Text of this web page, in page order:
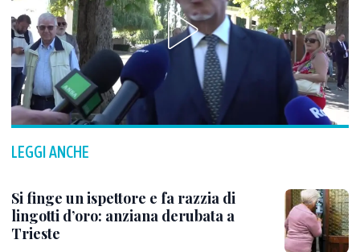
LEGGI ANCHE
Si finge un ispettore e fa razzia di
lingotti d’oro: anziana derubata a
Trieste